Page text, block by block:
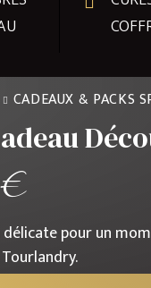
CADEAUX & PACKS
€
pour un